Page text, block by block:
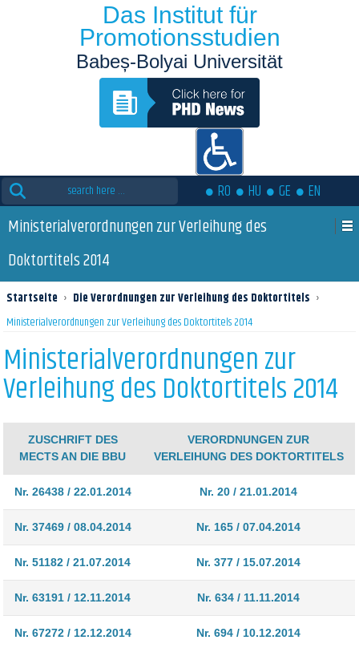
Das Institut für
Promotionsstudien
Babeș-Bolyai Universität
Suche
nach:
RO HU GE EN
Ministerialverordnungen zur Verleihung des
Doktortitels 2014
Startseite › Die Verordnungen zur Verleihung des Doktortitels ›
Ministerialverordnungen zur Verleihung des Doktortitels 2014
Ministerialverordnungen zur
Verleihung des Doktortitels 2014
ZUSCHRIFT DES
MECTS AN DIE BBU
VERORDNUNGEN ZUR
VERLEIHUNG DES DOKTORTITELS
Nr. 26438 / 22.01.2014 Nr. 20 / 21.01.2014
Nr. 37469 / 08.04.2014 Nr. 165 / 07.04.2014
Nr. 51182 / 21.07.2014 Nr. 377 / 15.07.2014
Nr. 63191 / 12.11.2014 Nr. 634 / 11.11.2014
Nr. 67272 / 12.12.2014 Nr. 694 / 10.12.2014